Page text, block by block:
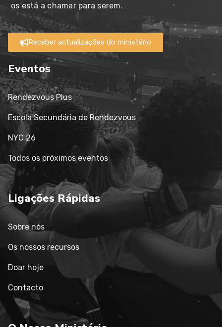
os está a chamar para serem.
Receber actualizações do ministério
Eventos
Rendezvous Plus
Escola Secundária de Rendezvous
NYC 26
Todos os próximos eventos
Ligações Rápidas
Sobre nós
Os nossos recursos
Doar hoje
Contacto